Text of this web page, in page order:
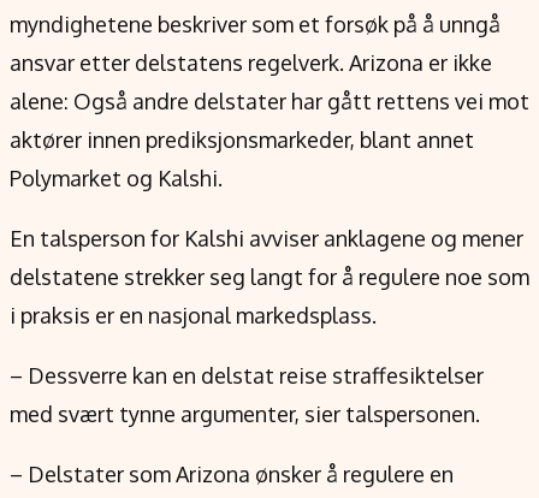
myndighetene beskriver som et forsøk på å unngå
ansvar etter delstatens regelverk. Arizona er ikke
alene: Også andre delstater har gått rettens vei mot
aktører innen prediksjonsmarkeder, blant annet
Polymarket og Kalshi.
En talsperson for Kalshi avviser anklagene og mener
delstatene strekker seg langt for å regulere noe som
i praksis er en nasjonal markedsplass.
– Dessverre kan en delstat reise straffesiktelser
med svært tynne argumenter, sier talspersonen.
– Delstater som Arizona ønsker å regulere en